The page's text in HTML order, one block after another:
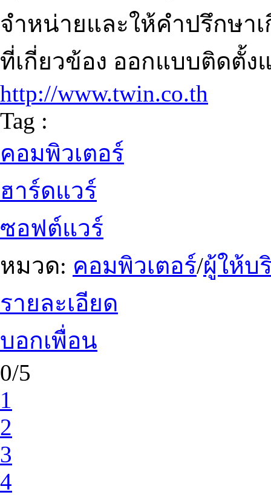
จำหน่ายและให้คำปรึกษา
ที่เกี่ยวข้อง ออกแบบติดตั้
http://www.twin.co.th
Tag :
คอมพิวเตอร์
ฮาร์ดแวร์
ซอฟต์แวร์
หมวด: คอมพิวเตอร์/ผู้ให้บ
รายละเอียด
บอกเพื่อน
0/5
1
2
3
4